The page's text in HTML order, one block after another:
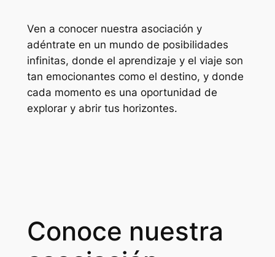
Ven a conocer nuestra asociación y
adéntrate en un mundo de posibilidades
infinitas, donde el aprendizaje y el viaje son
tan emocionantes como el destino, y donde
cada momento es una oportunidad de
explorar y abrir tus horizontes.
Conoce nuestra